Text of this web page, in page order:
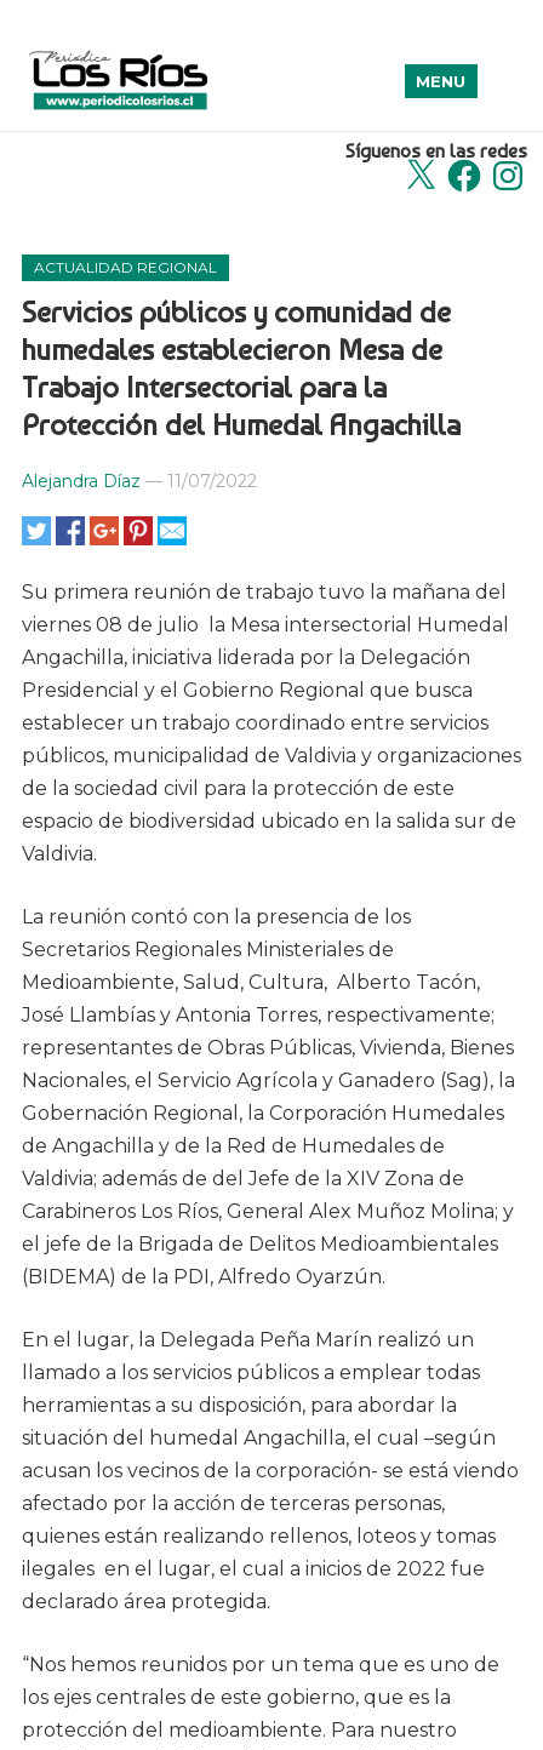
Síguenos en las redes
X Facebook
MENU
ACTUALIDAD REGIONAL
Servicios públicos y comunidad de
humedales establecieron Mesa de
Trabajo Intersectorial para la
Protección del Humedal Angachilla
Alejandra Díaz — 11/07/2022
Su primera reunión de trabajo tuvo la mañana del
viernes 08 de julio la Mesa intersectorial Humedal
Angachilla, iniciativa liderada por la Delegación
Presidencial y el Gobierno Regional que busca
establecer un trabajo coordinado entre servicios
públicos, municipalidad de Valdivia y organizaciones
de la sociedad civil para la protección de este
espacio de biodiversidad ubicado en la salida sur de
Valdivia.
La reunión contó con la presencia de los
Secretarios Regionales Ministeriales de
Medioambiente, Salud, Cultura, Alberto Tacón,
José Llambías y Antonia Torres, respectivamente;
representantes de Obras Públicas, Vivienda, Bienes
Nacionales, el Servicio Agrícola y Ganadero (Sag), la
Gobernación Regional, la Corporación Humedales
de Angachilla y de la Red de Humedales de
Valdivia; además de del Jefe de la XIV Zona de
Carabineros Los Ríos, General Alex Muñoz Molina; y
el jefe de la Brigada de Delitos Medioambientales
(BIDEMA) de la PDI, Alfredo Oyarzún.
En el lugar, la Delegada Peña Marín realizó un
llamado a los servicios públicos a emplear todas
herramientas a su disposición, para abordar la
situación del humedal Angachilla, el cual –según
acusan los vecinos de la corporación- se está viendo
afectado por la acción de terceras personas,
quienes están realizando rellenos, loteos y tomas
ilegales en el lugar, el cual a inicios de 2022 fue
declarado área protegida.
“Nos hemos reunidos por un tema que es uno de
los ejes centrales de este gobierno, que es la
protección del medioambiente. Para nuestro